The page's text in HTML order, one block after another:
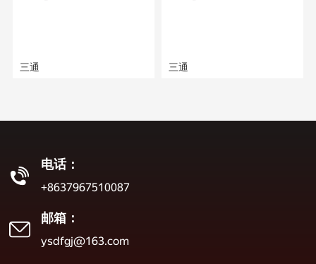
三通 三通
电话：
+8637967510087
邮箱：
ysdfgj@163.com